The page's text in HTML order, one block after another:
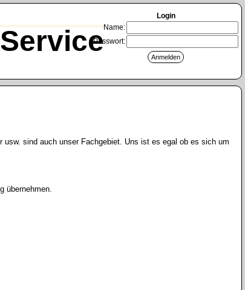
Login
Name:
Passwort:
usw. sind auch unser Fachgebiet. Uns ist es egal ob es sich um
übernehmen.